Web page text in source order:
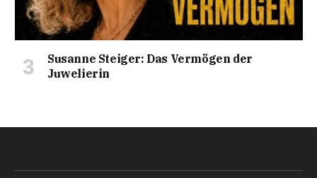
Susanne Steiger: Das Vermögen der
Juwelierin